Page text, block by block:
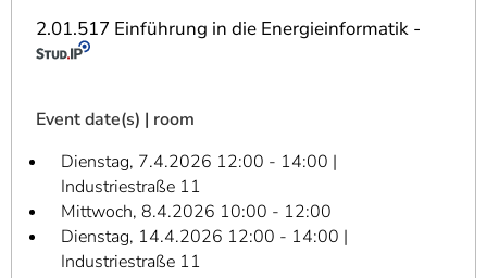
2.01.517 Einführung in die Energieinformatik -
Event date(s) | room
Dienstag, 7.4.2026 12:00 - 14:00 |
Industriestraße 11
Mittwoch, 8.4.2026 10:00 - 12:00
Dienstag, 14.4.2026 12:00 - 14:00 |
Industriestraße 11